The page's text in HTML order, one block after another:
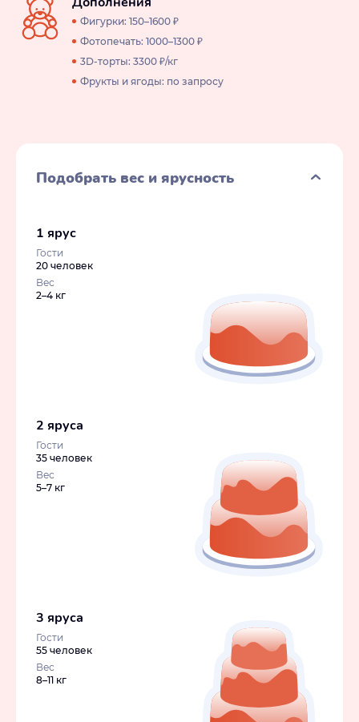
Фигурки: 150–1600 ₽
Фотопечать: 1000–1300 ₽
3D-торты: 3300 ₽/кг
Фрукты и ягоды: по запросу
Подобрать вес и ярусность
1 ярус
Гости
20 человек
Вес
2–4 кг
2 яруса
Гости
35 человек
Вес
5–7 кг
3 яруса
Гости
55 человек
Вес
8–11 кг